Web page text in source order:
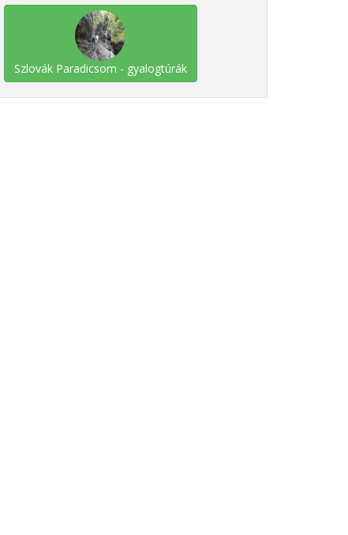
Szlovák Paradicsom - gyalogtúrák